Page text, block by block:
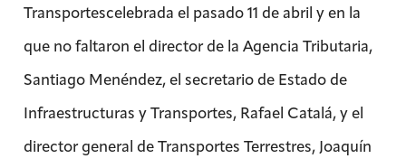
Transportescelebrada el pasado 11 de abril y en la
que no faltaron el director de la Agencia Tributaria,
Santiago Menéndez, el secretario de Estado de
Infraestructuras y Transportes, Rafael Catalá, y el
director general de Transportes Terrestres, Joaquín